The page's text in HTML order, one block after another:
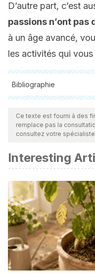
D’autre part, c’est
passions n’ont pas
à un âge avancé,
les activités qui
Bibliographie
Toutes les sources
par notre équipe pour
actualité et leur validité.
ou scientifique
Elisondo, Romina,
apertura a
educación alternativa.
Distancia [Internet].
Ce texte est fourni à des
remplace pas la
consultez votre
Interesting